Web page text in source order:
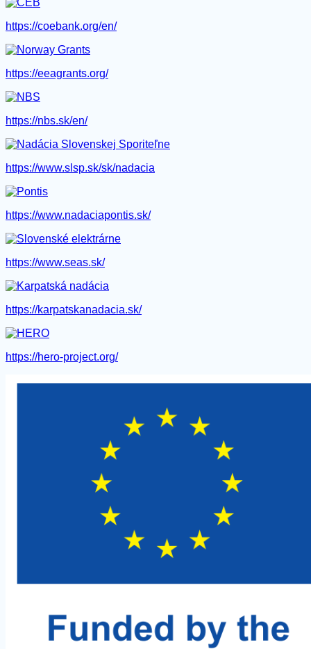
https://coebank.org/en/
https://eeagrants.org/
https://nbs.sk/en/
https://www.slsp.sk/sk/nadacia
https://www.nadaciapontis.sk/
https://www.seas.sk/
https://karpatskanadacia.sk/
https://hero-project.org/